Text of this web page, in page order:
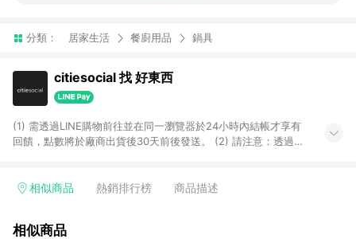
分類： 居家生活 餐廚用品 鍋具
citiesocial 找 好東西
(1) 需透過LINE購物前往並在同一瀏覽器於24小時內結帳才享有
回饋，點數將於廠商出貨後30天前後發送。 (2) 請注意：透過
相似商品 熱銷排行榜 商品描述
相似商品